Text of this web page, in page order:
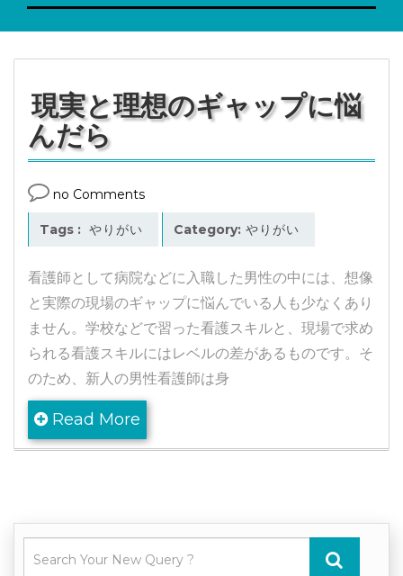
現実と理想のギャップに悩
んだら
no Comments
Tags : やりがい Category: やりがい
看護師として病院などに入職した男性の中には、想像
と実際の現場のギャップに悩んでいる人も少なくあり
ません。学校などで習った看護スキルと、現場で求め
られる看護スキルにはレベルの差があるものです。そ
のため、新人の男性看護師は身
Read More